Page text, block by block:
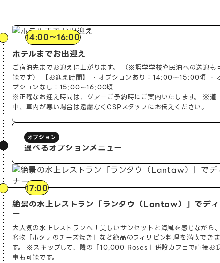
14:00〜16:00
ホテルまでお出迎え
ご宿泊先までお迎えに上がります。
（※語学学校や民泊への送迎も
能です）
【お迎え時間】 ・オプションあり：14:00〜15:00頃 ・
プションなし：15:00〜16:00頃
※正確なお迎え時間は、ツアーご予約時にご案内いたします。
※道
中、車内が寒い場合は遠慮なくCSPスタッフにお伝えください。
選べるオプションメニュー
・パラセーリング（2,300ペソ / 1名様）
発〜）
17:00
絶景の水上レストラン「ランタウ（Lantaw）」でデ
ー
大人気の水上レストランへ！美しいサンセットと海風を感じながら
名物「ホタテのチーズ焼き」など絶品のフィリピン料理を満喫できま
す。
※スキップして、隣の「10,000 Roses」併設カフェで直接お
事も可能です。